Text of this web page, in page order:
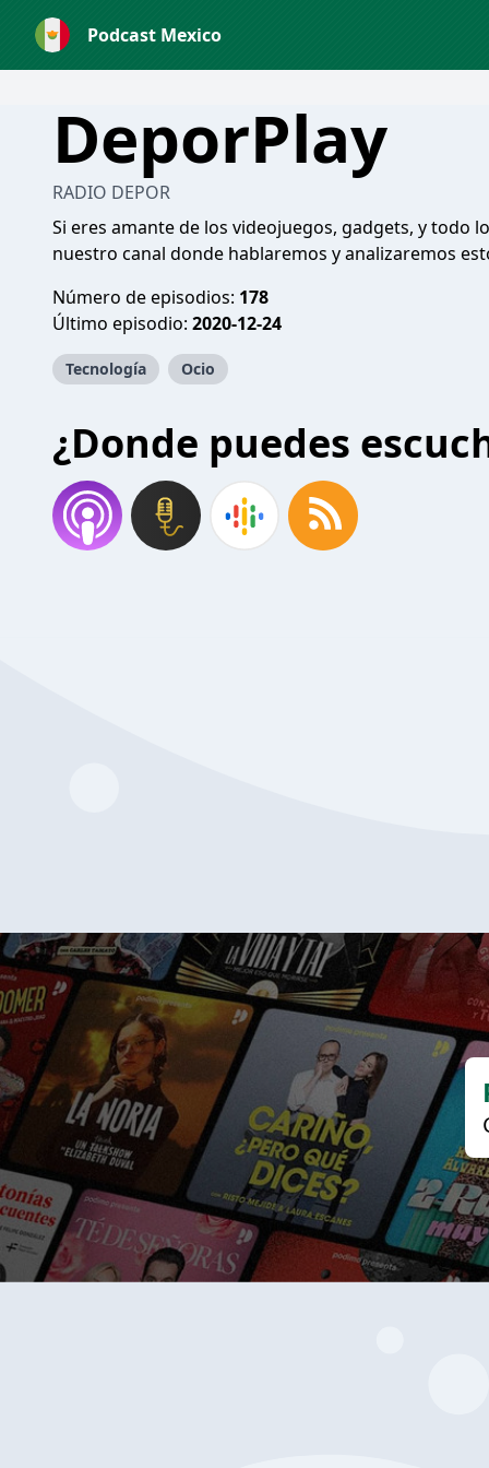
Podcast Mexico
DeporPlay
RADIO DEPOR
Si eres amante de los videojuegos, gadgets, y todo
nuestro canal donde hablaremos y analizaremos
Número de episodios: 178
Último episodio: 2020-12-24
Tecnología Ocio
¿Donde puedes